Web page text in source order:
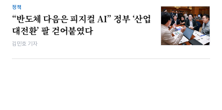
정책
“반도체 다음은 피지컬 AI” 정부 ‘산업
대전환’ 팔 걷어붙였다
김민호 기자